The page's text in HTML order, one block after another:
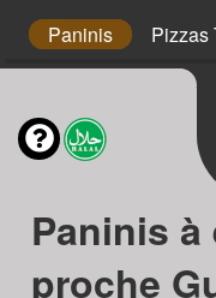
Paninis Pizzas
Paninis
proche